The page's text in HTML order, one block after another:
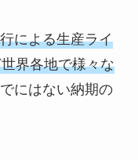
による生産ライ
界各地で様々な
にはない納期の